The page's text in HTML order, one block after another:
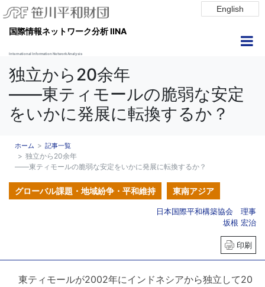
English
国際情報ネットワーク分析 IINA
International Information Network Analysis
独立から20余年
――東ティモールの脆弱な安定
をいかに発展に転換するか？
ホーム 記事一覧
独立から20余年
――東ティモールの脆弱な安定をいかに発展に転換するか？
グローバル課題・地域紛争・平和維持 東南アジア
日本国際平和構築協会 理事
坂根 宏治
印刷
東ティモールが2002年にインドネシアから独立して20